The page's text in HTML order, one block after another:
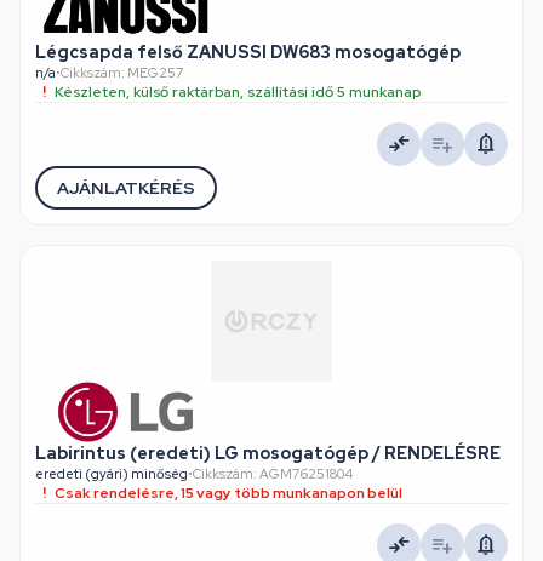
Légcsapda felső ZANUSSI DW683 mosogatógép
n/a•Cikkszám: MEG257
Készleten, külső raktárban, szállítási idő 5 munkanap
AJÁNLATKÉRÉS
Labirintus (eredeti) LG mosogatógép / RENDELÉSRE
eredeti (gyári) minőség•Cikkszám: AGM76251804
Csak rendelésre, 15 vagy több munkanapon belül